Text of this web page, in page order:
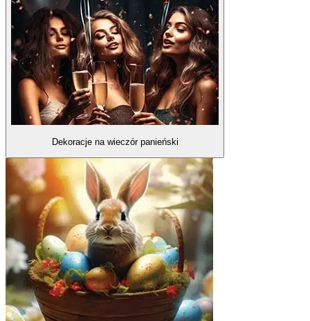
Dekoracje na wieczór panieński